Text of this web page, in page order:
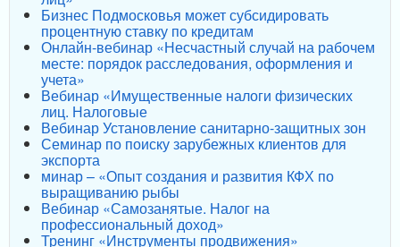
Бизнес Подмосковья может субсидировать
процентную ставку по кредитам
Онлайн-вебинар «Несчастный случай на рабочем
месте: порядок расследования, оформления и
учета»
Вебинар «Имущественные налоги физических
лиц. Налоговые
Вебинар Установление санитарно-защитных зон
Семинар по поиску зарубежных клиентов для
экспорта
минар – «Опыт создания и развития КФХ по
выращиванию рыбы
Вебинар «Самозанятые. Налог на
профессиональный доход»
Тренинг «Инструменты продвижения»